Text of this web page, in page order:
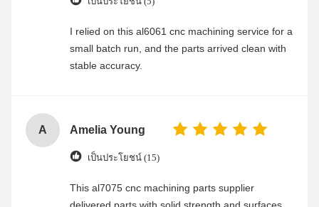
I relied on this al6061 cnc machining service for a
small batch run, and the parts arrived clean with
stable accuracy.
A Amelia Young
เป็นประโยชน์ (15)
This al7075 cnc machining parts supplier